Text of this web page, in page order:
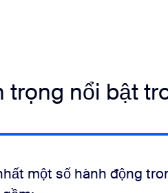
trọng nổi bật
một số hành động